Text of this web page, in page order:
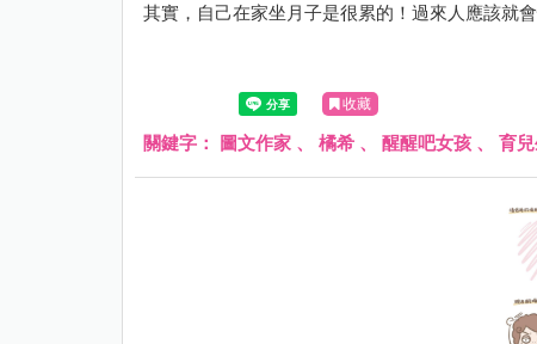
其實，自己在家坐月子是很累的！過來人應該就會
收藏
關鍵字： 圖文作家 、 橘希 、 醒醒吧女孩 、 育